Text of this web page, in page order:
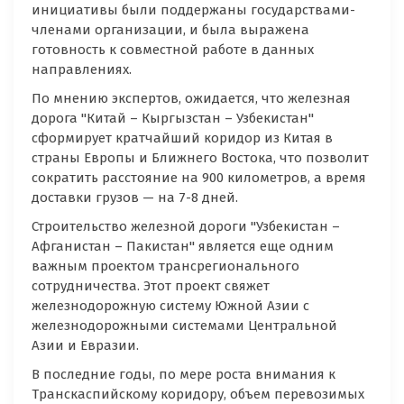
инициативы были поддержаны государствами-
членами организации, и была выражена
готовность к совместной работе в данных
направлениях.
По мнению экспертов, ожидается, что железная
дорога "Китай – Кыргызстан – Узбекистан"
сформирует кратчайший коридор из Китая в
страны Европы и Ближнего Востока, что позволит
сократить расстояние на 900 километров, а время
доставки грузов — на 7-8 дней.
Строительство железной дороги "Узбекистан –
Афганистан – Пакистан" является еще одним
важным проектом трансрегионального
сотрудничества. Этот проект свяжет
железнодорожную систему Южной Азии с
железнодорожными системами Центральной
Азии и Евразии.
В последние годы, по мере роста внимания к
Транскаспийскому коридору, объем перевозимых